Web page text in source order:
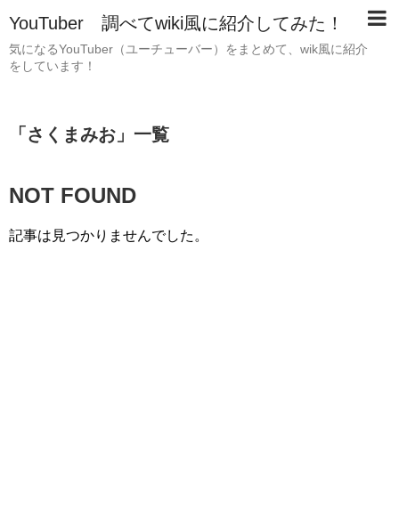
YouTuber 調べてwiki風に紹介してみた！
気になるYouTuber（ユーチューバー）をまとめて、wik風に紹介
をしています！
「 さくまみお 」 一覧
NOT FOUND
記事は見つかりませんでした。